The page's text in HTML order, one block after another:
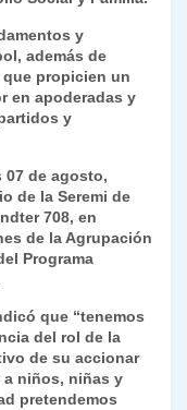
y
además de
propicien un
en apoderadas y
y
07 de agosto,
de la Seremi de
708, en
de la Agrupación
Programa
que “tenemos
del rol de la
de su accionar
niños, niñas y
pretendemos